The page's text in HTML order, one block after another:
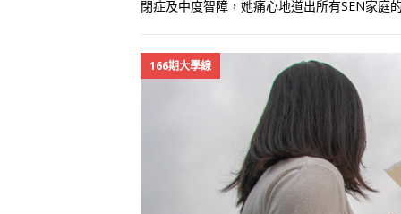
閉症及中度智障，她痛心地道出所有SEN家
166期大學線